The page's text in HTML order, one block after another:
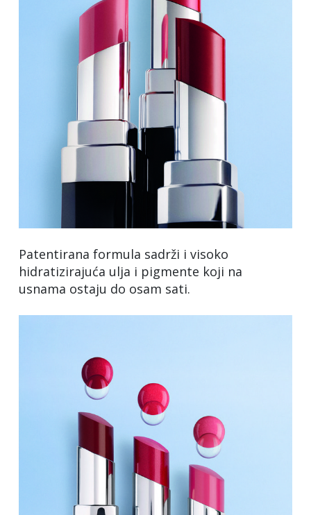
Patentirana formula sadrži i visoko
hidratizirajuća ulja i pigmente koji na
usnama ostaju do osam sati.